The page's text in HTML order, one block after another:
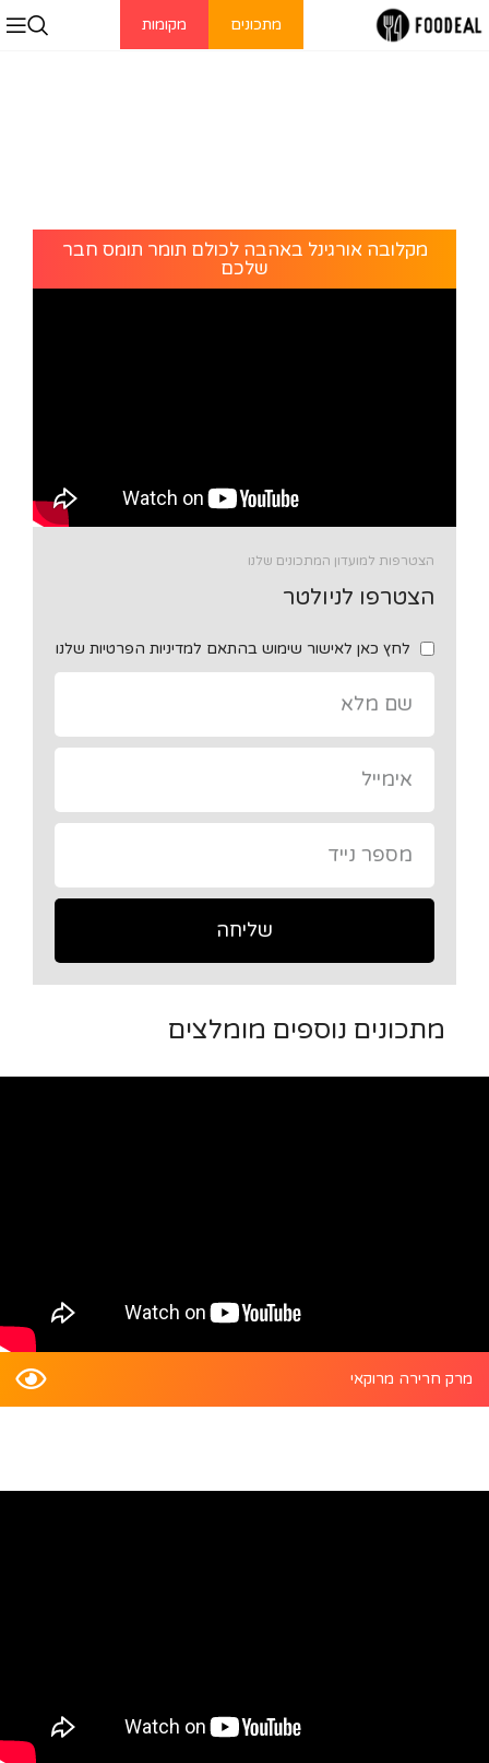
מתכונים מקומות
מקלובה אורגינל באהבה לכולם תומר תומס חבר
שלכם
הצטרפות למועדון המתכונים שלנו
הצטרפו לניולטר
לחץ כאן לאישור שימוש בהתאם למדיניות הפרטיות שלנו
שליחה
מתכונים נוספים מומלצים
מרק חרירה מרוקאי